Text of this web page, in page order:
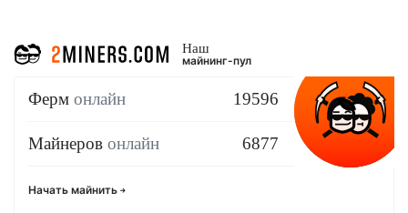
Наш
майнинг-пул
Ферм онлайн 19596
Майнеров онлайн 6877
Начать майнить